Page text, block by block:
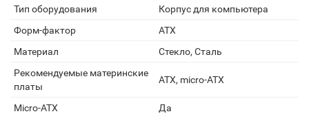
Тип оборудования
Корпус для компьютера
Форм-фактор
ATX
Материал
Стекло, Сталь
Рекомендуемые материнские
платы
ATX, micro-ATX
Micro-ATX
Да